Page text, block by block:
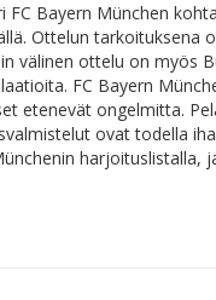
Bayern München
Ottelun tarkoituksena
välinen ottelu on myös
FC Bayern
etenevät ongelmitta.
ovat todella